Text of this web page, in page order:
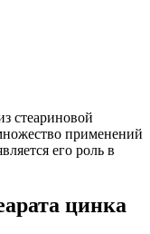
стеариновой
применений
его роль в
цинка